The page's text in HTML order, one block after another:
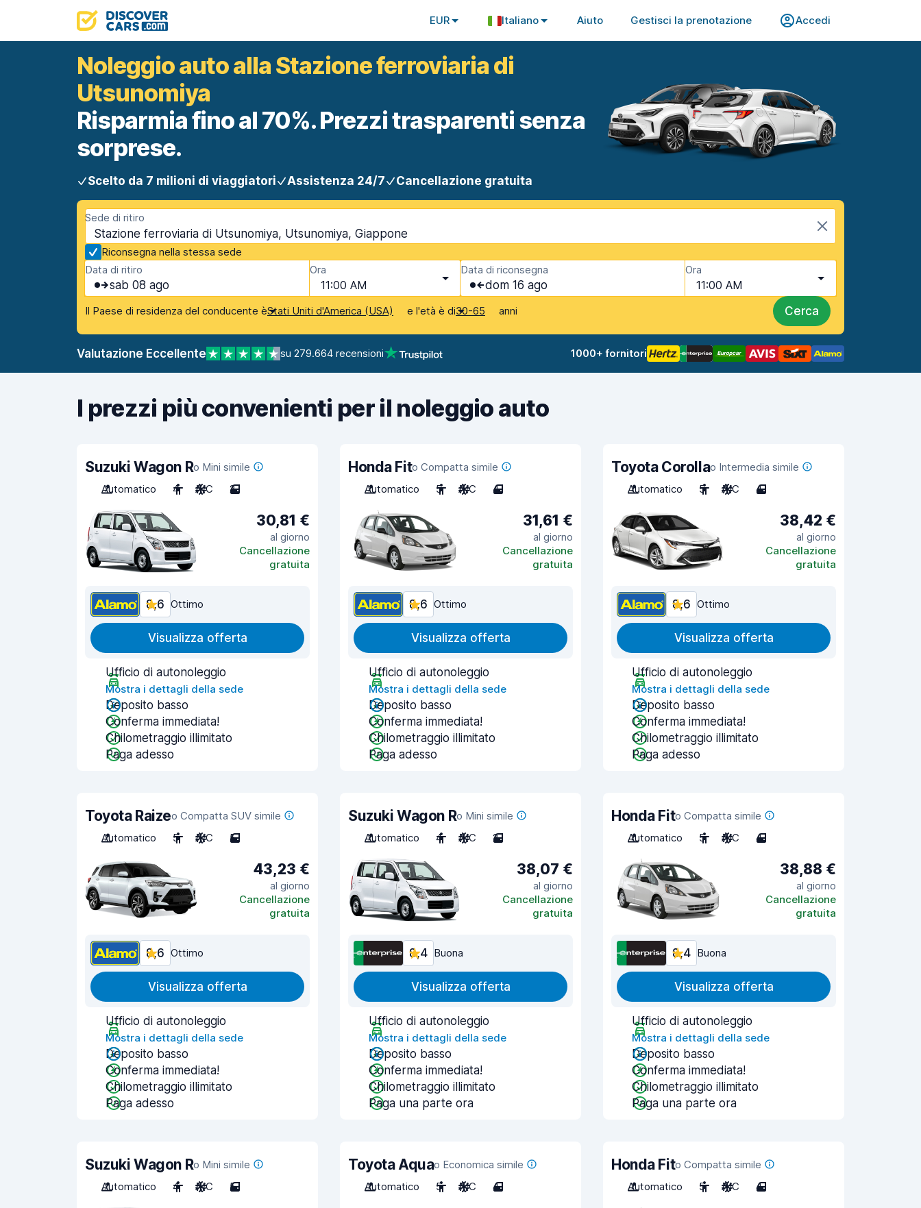
EUR Italiano Aiuto Gestisci la prenotazione Accedi
Noleggio auto alla Stazione ferroviaria di
Utsunomiya
Risparmia fino al 70%. Prezzi trasparenti senza
sorprese.
Scelto da 7 milioni di viaggiatori Assistenza 24/7 Cancellazione gratuita
Sede di ritiro
Stazione ferroviaria di Utsunomiya, Utsunomiya, Giappone
Riconsegna nella stessa sede
Data di ritiro
sab 08 ago
Ora
11:00 AM
Data di riconsegna
dom 16 ago
Ora
11:00 AM
Il Paese di residenza del conducente èStati Uniti d'America (USA) e l'età è di30-65 anni Cerca
Valutazione Eccellente su 279.664 recensioni 1000+ fornitori
I prezzi più convenienti per il noleggio auto
Suzuki Wagon Ro Mini simile
Automatico
4 A/C 2
30,81 €
al giorno
Cancellazione
gratuita
8,6 Ottimo
Visualizza offerta
Ufficio di autonoleggio
Mostra i dettagli della sede
Deposito basso
Conferma immediata!
Chilometraggio illimitato
Paga adesso
Honda Fito Compatta simile
Automatico
5 A/C 4
31,61 €
al giorno
Cancellazione
gratuita
8,6 Ottimo
Visualizza offerta
Ufficio di autonoleggio
Mostra i dettagli della sede
Deposito basso
Conferma immediata!
Chilometraggio illimitato
Paga adesso
Toyota Corollao Intermedia simile
Automatico
5 A/C 4
38,42 €
al giorno
Cancellazione
gratuita
8,6 Ottimo
Visualizza offerta
Ufficio di autonoleggio
Mostra i dettagli della sede
Deposito basso
Conferma immediata!
Chilometraggio illimitato
Paga adesso
Toyota Raizeo Compatta SUV simile
Automatico
5 A/C 5
43,23 €
al giorno
Cancellazione
gratuita
8,6 Ottimo
Visualizza offerta
Ufficio di autonoleggio
Mostra i dettagli della sede
Deposito basso
Conferma immediata!
Chilometraggio illimitato
Paga adesso
Suzuki Wagon Ro Mini simile
Automatico
4 A/C 2
38,07 €
al giorno
Cancellazione
gratuita
8,4 Buona
Visualizza offerta
Ufficio di autonoleggio
Mostra i dettagli della sede
Deposito basso
Conferma immediata!
Chilometraggio illimitato
Paga una parte ora
Honda Fito Compatta simile
Automatico
5 A/C 4
38,88 €
al giorno
Cancellazione
gratuita
8,4 Buona
Visualizza offerta
Ufficio di autonoleggio
Mostra i dettagli della sede
Deposito basso
Conferma immediata!
Chilometraggio illimitato
Paga una parte ora
Suzuki Wagon Ro Mini simile
Automatico
4 A/C 5
Toyota Aquao Economica simile
Automatico
5 A/C 4
Honda Fito Compatta simile
Automatico
5 A/C 4